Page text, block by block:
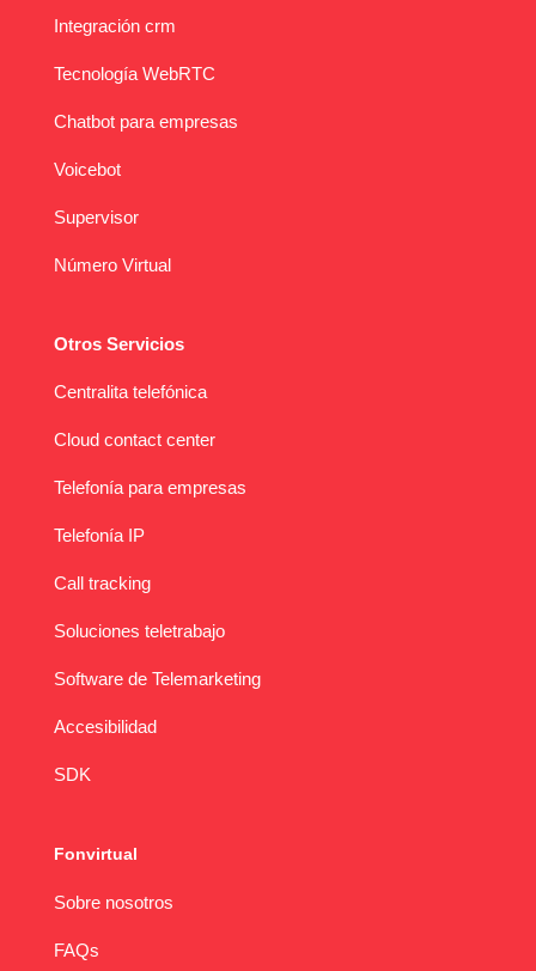
Integración crm
Tecnología WebRTC
Chatbot para empresas
Voicebot
Supervisor
Número Virtual
Otros Servicios
Centralita telefónica
Cloud contact center
Telefonía para empresas
Telefonía IP
Call tracking
Soluciones teletrabajo
Software de Telemarketing
Accesibilidad
SDK
Fonvirtual
Sobre nosotros
FAQs